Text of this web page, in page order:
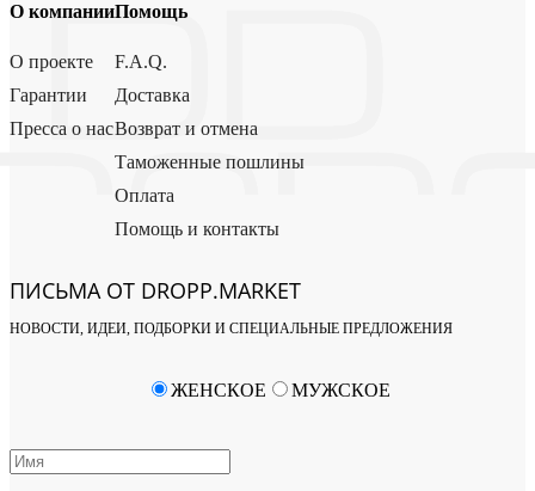
О компании
О проекте
Гарантии
Пресса о нас
Помощь
F.A.Q.
Доставка
Возврат и отмена
Таможенные пошлины
Оплата
Помощь и контакты
ПИСЬМА ОТ DROPP.MARKET
НОВОСТИ, ИДЕИ, ПОДБОРКИ И СПЕЦИАЛЬНЫЕ ПРЕДЛОЖЕНИЯ
ЖЕНСКОЕ МУЖСКОЕ